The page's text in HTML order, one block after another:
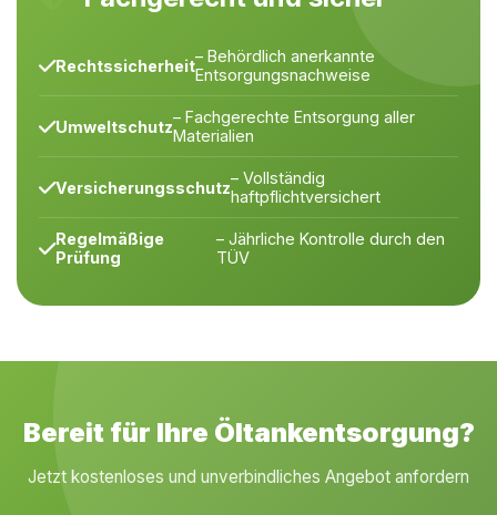
Rechtssicherheit– Behördlich anerkannte
Entsorgungsnachweise
Umweltschutz– Fachgerechte Entsorgung aller
Materialien
Versicherungsschutz– Vollständig
haftpflichtversichert
Regelmäßige
Prüfung
– Jährliche Kontrolle durch den
TÜV
Bereit für Ihre Öltankentsorgung?
Jetzt kostenloses und unverbindliches Angebot anfordern